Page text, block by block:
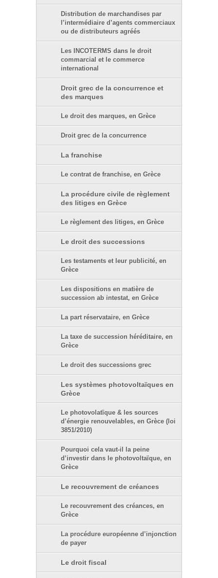
Distribution de marchandises par
l’intermédiaire d’agents commerciaux
ou de distributeurs agréés
Les INCOTERMS dans le droit
commarcial et le commerce
international
Droit grec de la concurrence et
des marques
Le droit des marques, en Grèce
Droit grec de la concurrence
La franchise
Le contrat de franchise, en Grèce
La procédure civile de règlement
des litiges en Grèce
Le règlement des litiges, en Grèce
Le droit des successions
Les testaments et leur publicité, en
Grèce
Les dispositions en matière de
succession ab intestat, en Grèce
La part réservataire, en Grèce
La taxe de succession héréditaire, en
Grèce
Le droit des successions grec
Les systèmes photovoltaïques en
Grèce
Le photovolatïque & les sources
d’énergie renouvelables, en Grèce (loi
3851/2010)
Pourquoi cela vaut-il la peine
d’investir dans le photovoltaïque, en
Grèce
Le recouvrement de créances
Le recouvrement des créances, en
Grèce
La procédure européenne d’injonction
de payer
Le droit fiscal